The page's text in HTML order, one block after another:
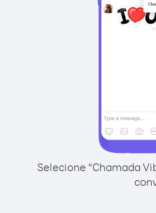
Selecione “Chamada